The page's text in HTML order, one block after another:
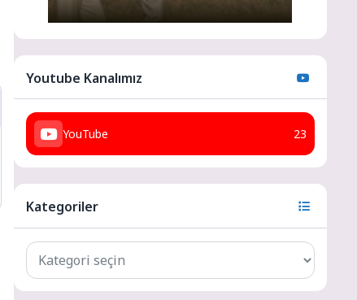
Youtube Kanalımız
YouTube 23
Kategoriler